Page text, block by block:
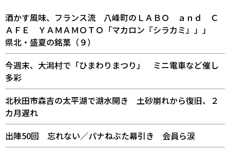
酒かす風味、フランス流 八峰町のＬＡＢＯ ａｎｄ Ｃ
ＡＦＥ ＹＡＭＡＭＯＴＯ「マカロン『シラカミ』」」
県北・盛夏の銘菓（９）
今週末、大潟村で「ひまわりまつり」 ミニ電車など催し
多彩
北秋田市森吉の太平湖で湖水開き 土砂崩れから復旧、２
カ月遅れ
出陣50回 忘れない／パナねぶた幕引き 会員ら涙